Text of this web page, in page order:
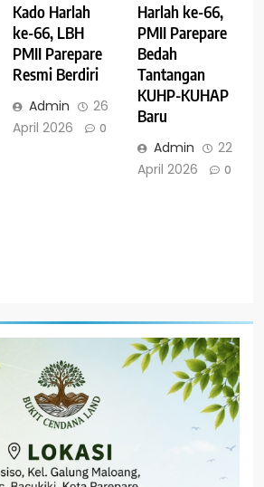
Kado Harlah
ke-66, LBH
PMII Parepare
Resmi Berdiri
Admin
26
April 2026
0
Harlah ke-66,
PMII Parepare
Bedah
Tantangan
KUHP-KUHAP
Baru
Admin
22
April 2026
0